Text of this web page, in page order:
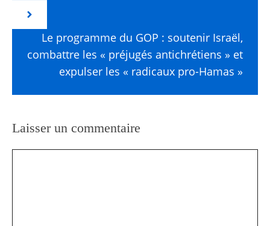
Le programme du GOP : soutenir Israël,
combattre les « préjugés antichrétiens » et
expulser les « radicaux pro-Hamas »
Laisser un commentaire